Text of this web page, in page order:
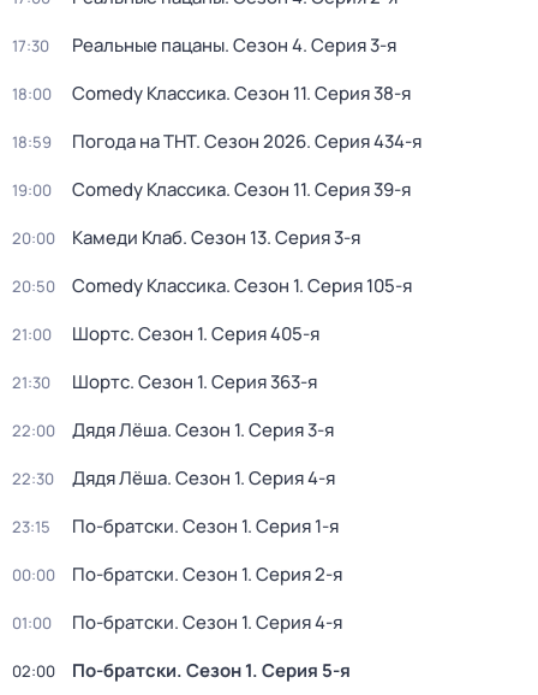
17:30 Реальные пацаны. Сезон 4. Серия 3-я
18:00 Comedy Классика. Сезон 11. Серия 38-я
18:59 Погода на ТНТ. Сезон 2026. Серия 434-я
19:00 Comedy Классика. Сезон 11. Серия 39-я
20:00 Камеди Клаб. Сезон 13. Серия 3-я
20:50 Comedy Классика. Сезон 1. Серия 105-я
21:00 Шортс. Сезон 1. Серия 405-я
21:30 Шортс. Сезон 1. Серия 363-я
22:00 Дядя Лёша. Сезон 1. Серия 3-я
22:30 Дядя Лёша. Сезон 1. Серия 4-я
23:15 По-братски. Сезон 1. Серия 1-я
00:00 По-братски. Сезон 1. Серия 2-я
01:00 По-братски. Сезон 1. Серия 4-я
02:00 По-братски. Сезон 1. Серия 5-я